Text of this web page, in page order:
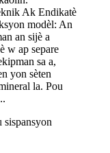
Ak Endikatè
modèl: An
an sijè a
w ap separe
sa a,
yon sèten
la. Pou